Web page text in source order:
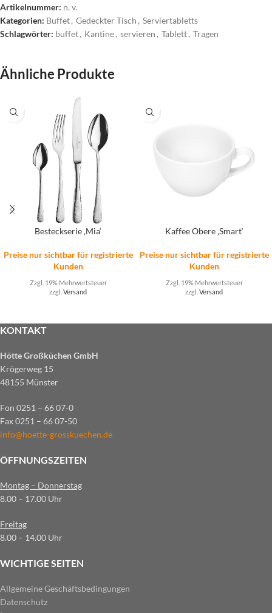
Artikelnummer: n. v.
Kategorien: Buffet, Gedeckter Tisch , Serviertabletts
Schlagwörter: buffet, Kantine, servieren , Tablett, Tragen
Ähnliche Produkte
Besteckserie ‚Mia‘
Preise nur sichtbar für registrierte
Kunden
Zzgl. 19% Mehrwertsteuer
zzgl. Versand
Kaffee Obere ‚Smart‘
Preise nur sichtbar für registrierte
Kunden
Zzgl. 19% Mehrwertsteuer
zzgl. Versand
KONTAKT
Hötte Großküchen GmbH
Krögerweg 15
48155 Münster
Fon 0251 – 66 07-0
Fax 0251 – 66 07-50
info@hoette-grosskuechen.de
ÖFFNUNGSZEITEN
Montag – Donnerstag
8.00 – 17.00 Uhr
Freitag
8.00 – 14.00 Uhr
WICHTIGE SEITEN
Allgemeine Geschäftsbedingungen
Datenschutz